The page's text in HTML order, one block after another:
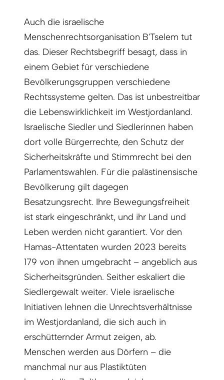
Auch die israelische
Menschenrechtsorganisation B'Tselem tut
das. Dieser Rechtsbegriff besagt, dass in
einem Gebiet für verschiedene
Bevölkerungsgruppen verschiedene
Rechtssysteme gelten. Das ist unbestreitbar
die Lebenswirklichkeit im Westjordanland.
Israelische Siedler und Siedlerinnen haben
dort volle Bürgerrechte, den Schutz der
Sicherheitskräfte und Stimmrecht bei den
Parlamentswahlen. Für die palästinensische
Bevölkerung gilt dagegen
Besatzungsrecht. Ihre Bewegungsfreiheit
ist stark eingeschränkt, und ihr Land und
Leben werden nicht garantiert. Vor den
Hamas-Attentaten wurden 2023 bereits
179 von ihnen umgebracht – angeblich aus
Sicherheitsgründen. Seither eskaliert die
Siedlergewalt weiter. Viele israelische
Initiativen lehnen die Unrechtsverhältnisse
im Westjordanland, die sich auch in
erschütternder Armut zeigen, ab.
Menschen werden aus Dörfern – die
manchmal nur aus Plastiktüten